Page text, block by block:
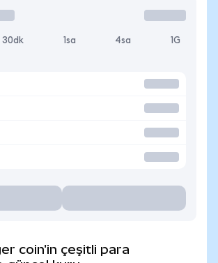
30dk 1sa 4sa 1G
coin'in çeşitli para